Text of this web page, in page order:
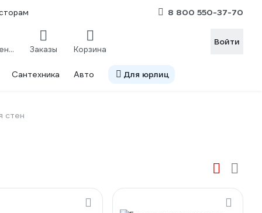
8 800 550-37-70
Сравнение Заказы Корзина
Войти
Сантехника Авто Для юрлиц
стен